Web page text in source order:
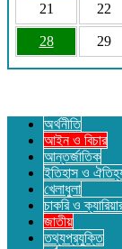
21 22
28 29
অর্থনীতি
আইন ও বিচার
আন্তর্জাতিক
ইতিহাস ও
খেলাধুলা
চাকরি ও
জাতীয়
তথ্যপ্রযুক্তি